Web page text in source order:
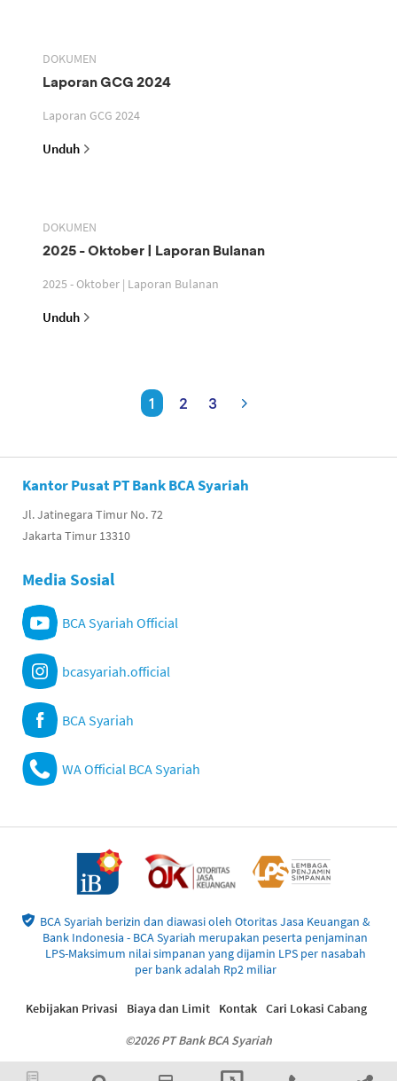
DOKUMEN
Laporan GCG 2024
Laporan GCG 2024
Unduh
DOKUMEN
2025 - Oktober | Laporan Bulanan
2025 - Oktober | Laporan Bulanan
Unduh
1 2 3
Kantor Pusat PT Bank BCA Syariah
Jl. Jatinegara Timur No. 72
Jakarta Timur 13310
Media Sosial
BCA Syariah Official
bcasyariah.official
BCA Syariah
WA Official BCA Syariah
BCA Syariah berizin dan diawasi oleh Otoritas Jasa Keuangan &
Bank Indonesia - BCA Syariah merupakan peserta penjaminan
LPS-Maksimum nilai simpanan yang dijamin LPS per nasabah
per bank adalah Rp2 miliar
©2026 PT Bank BCA Syariah
Kebijakan Privasi Biaya dan Limit Kontak Cari Lokasi Cabang